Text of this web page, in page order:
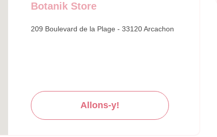
Botanik Store
209 Boulevard de la Plage - 33120 Arcachon
Allons-y!